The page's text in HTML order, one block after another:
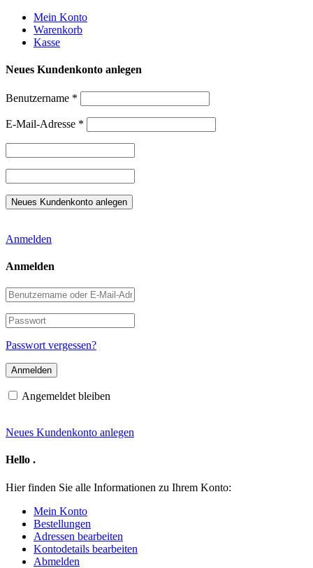
Weiter
zum
Inhalt
Mein Konto
Warenkorb
Kasse
Neues Kundenkonto anlegen
Benutzername *
E-Mail-Adresse *
Anmelden
Anmelden
Benutzername
oder
E-
Mail-
Adresse
Passwort
Passwort vergessen?
Angemeldet bleiben
Neues Kundenkonto anlegen
Hello .
Hier finden Sie alle Informationen zu Ihrem Konto:
Mein Konto
Bestellungen
Adressen bearbeiten
Kontodetails bearbeiten
Abmelden